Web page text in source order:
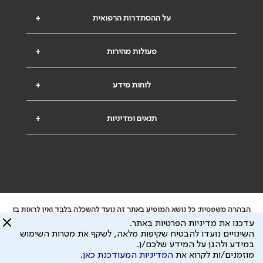
+ על ההסתדרות הרפואית
+ פעולות מהירות
+ לוחות מידע
+ תנאים ומדיניות
הבהרה משפטית: כל נושא המופיע באתר זה נועד להשכלה בלבד ואין לראות בו
ייעוץ רפואי או משפטי. אין הר"י אחראית לתוכן המתפרסם באתר זה ולכל נזק
שעלול להיגרם.
ידוע לי שהר"י אוספת ושומרת מידע אישי לצורך מתן השרות וכי חלק ממנו עשוי
להיות מועבר לצדדים שלישיים, הכל בכפוף למדיניות הפרטיות
עדכנו את מדיניות הפרטיות באתר.
השינויים נועדו להבטיח שקיפות מלאה, לשקף את מטרות השימוש
במידע ולהגן על המידע שלכם/ן.
מוזמנים/ות לקרוא את המדיניות המעודכנת כאן.